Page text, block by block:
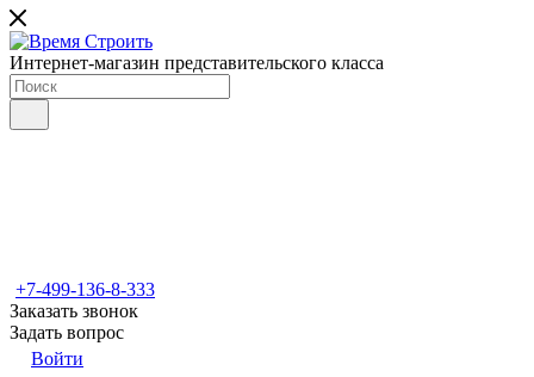
Интернет-магазин представительского класса
+7-499-136-8-333
Заказать звонок
Задать вопрос
Войти